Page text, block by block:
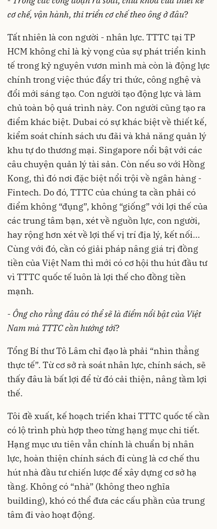
cơ chế, vận hành, thi triển cơ chế theo ông ở đâu?
Tất nhiên là con người - nhân lực. TTTC tại TP
HCM không chỉ là kỳ vọng của sự phát triển kinh
tế trong kỷ nguyên vươn mình mà còn là động lực
chính trong việc thúc đẩy tri thức, công nghệ và
đổi mới sáng tạo. Con người tạo động lực và làm
chủ toàn bộ quá trình này. Con người cũng tạo ra
điểm khác biệt. Dubai có sự khác biệt về thiết kế,
kiểm soát chính sách ưu đãi và khả năng quản lý
khu tự do thương mại. Singapore nổi bật với các
câu chuyện quản lý tài sản. Còn nếu so với Hồng
Kong, thì đó nơi đặc biệt nổi trội về ngân hàng -
Fintech. Do đó, TTTC của chúng ta cần phải có
điểm không “đụng”, không “giống” với lợi thế của
các trung tâm bạn, xét về nguồn lực, con người,
hay rộng hơn xét về lợi thế vị trí địa lý, kết nối...
Cùng với đó, cần có giải pháp nâng giá trị đồng
tiền của Việt Nam thì mới có cơ hội thu hút đầu tư
vì TTTC quốc tế luôn là lợi thế cho đồng tiền
mạnh.
- Ông cho rằng đâu có thể sẽ là điểm nổi bật của Việt
Nam mà TTTC cần hướng tới?
Tổng Bí thư Tô Lâm chỉ đạo là phải “nhìn thẳng
thực tế”. Từ cơ sở rà soát nhân lực, chính sách, sẽ
thấy đâu là bất lợi để từ đó cải thiện, nâng tầm lợi
thế.
Tôi đề xuất, kế hoạch triển khai TTTC quốc tế cần
có lộ trình phù hợp theo từng hạng mục chi tiết.
Hạng mục ưu tiên vẫn chính là chuẩn bị nhân
lực, hoàn thiện chính sách đi cùng là cơ chế thu
hút nhà đầu tư chiến lược để xây dựng cơ sở hạ
tầng. Không có “nhà” (không theo nghĩa
building), khó có thể đưa các cấu phần của trung
tâm đi vào hoạt động.